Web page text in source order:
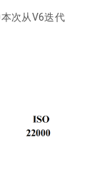
次从V6迭代